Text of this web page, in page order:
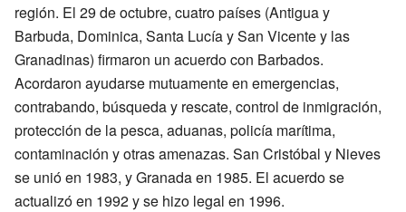
región. El 29 de octubre, cuatro países (Antigua y
Barbuda, Dominica, Santa Lucía y San Vicente y las
Granadinas) firmaron un acuerdo con Barbados.
Acordaron ayudarse mutuamente en emergencias,
contrabando, búsqueda y rescate, control de inmigración,
protección de la pesca, aduanas, policía marítima,
contaminación y otras amenazas. San Cristóbal y Nieves
se unió en 1983, y Granada en 1985. El acuerdo se
actualizó en 1992 y se hizo legal en 1996.